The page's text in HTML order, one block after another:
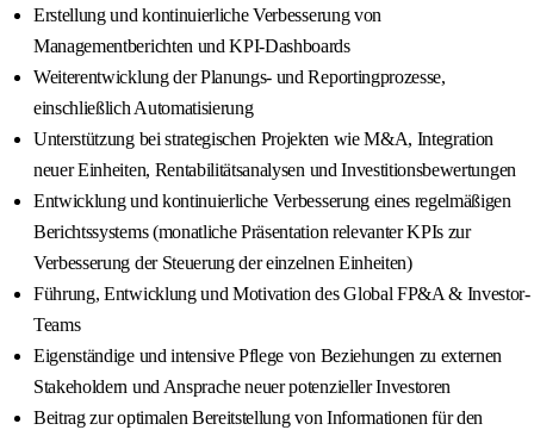
Erstellung und kontinuierliche Verbesserung von
Managementberichten und KPI-Dashboards
Weiterentwicklung der Planungs- und Reportingprozesse,
einschließlich Automatisierung
Unterstützung bei strategischen Projekten wie M&A, Integration
neuer Einheiten, Rentabilitätsanalysen und Investitionsbewertungen
Entwicklung und kontinuierliche Verbesserung eines regelmäßigen
Berichtssystems (monatliche Präsentation relevanter KPIs zur
Verbesserung der Steuerung der einzelnen Einheiten)
Führung, Entwicklung und Motivation des Global FP&A & Investor-
Teams
Eigenständige und intensive Pflege von Beziehungen zu externen
Stakeholdern und Ansprache neuer potenzieller Investoren
Beitrag zur optimalen Bereitstellung von Informationen für den